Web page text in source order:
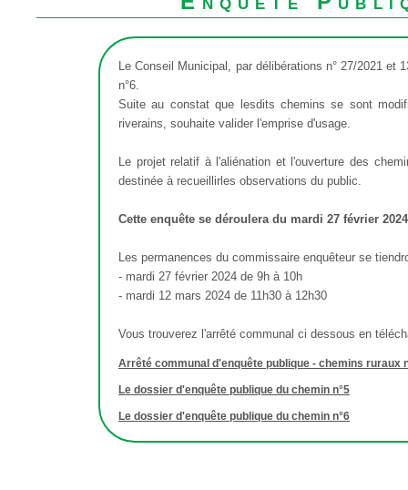
Le Conseil Municipal, par délibérations n° 27/2021 et
n°6.
Suite au constat que lesdits chemins se sont
riverains, souhaite valider l'emprise d'usage.
Le projet relatif à l'aliénation et l'ouverture des
destinée à recueillirles observations du public.
Cette enquête se déroulera du mardi 27 février
Les permanences du commissaire enquêteur se
- mardi 27 février 2024 de 9h à 10h
- mardi 12 mars 2024 de 11h30 à 12h30
Vous trouverez l'arrêté communal ci dessous en
Arrêté communal d'enquête publique - chemins ruraux
Le dossier d'enquête publique du chemin n°5
Le dossier d'enquête publique du chemin n°6